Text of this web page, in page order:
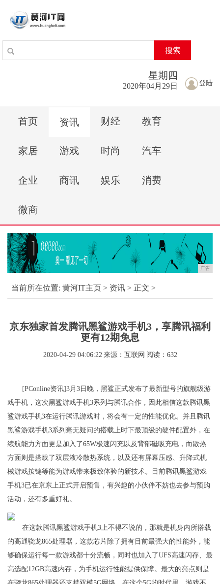
搜索
登陆
星期 四
2020年04月29日
首页 资讯 财经 教育
家居 游戏 时尚 汽车
企业 商讯 娱乐 消费
微商
广告
当前所在位置: 黄河IT主页 > 资讯 > 正文 >
京东独家首发腾讯黑鲨游戏手机3，享腾讯福利
更有12期免息
2020-04-29 04:06:22 来源：互联网 阅读：632
[PConline资讯]3月3日晚，黑鲨正式发布了最新型号的旗舰级游
戏手机，这次黑鲨游戏手机3系列与腾讯合作，因此相信这款腾讯黑
鲨游戏手机3在运行腾讯游戏时，将会有一定的性能优化。并且腾讯
黑鲨游戏手机3系列毫无疑问的搭载上时下最顶级的硬件配置外，在
续航能力方面更是加入了65W极速闪充以及背部磁吸充电，而散热
方面则是搭载了双层液冷散热系统，以及还有屏幕压感、升降式机
械游戏按键等能为游戏带来极致体验的新技术。目前腾讯黑鲨游戏
手机3已在京东上正式开启预售，有兴趣的小伙伴不妨也去参与预购
活动，还有多重好礼。
在这款腾讯黑鲨游戏手机3上不得不说的，那就是机身内所搭载
的高通骁龙865处理器，这款芯片除了拥有目前最强大的性能外，能
够确保运行每一款游戏都十分流畅，同时也加入了UFS高速闪存、最
高选配12GB高速内存，为手机运行性能提供保障。最大的亮点则是